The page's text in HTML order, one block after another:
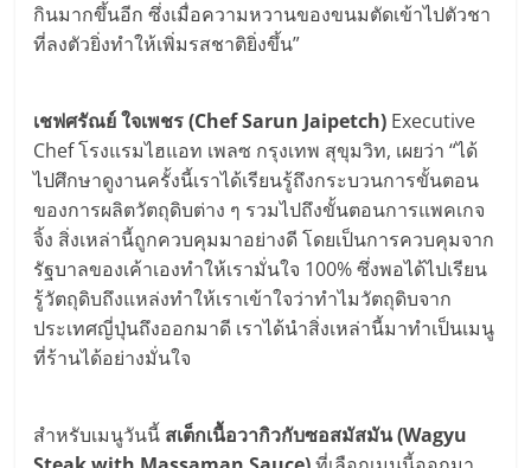
กินมากขึ้นอีก ซึ่งเมื่อความหวานของขนมตัดเข้าไปตัวชา
ที่ลงตัวยิ่งทำให้เพิ่มรสชาติยิ่งขึ้น”
เชฟศรัณย์ ใจเพชร (Chef Sarun Jaipetch) Executive
Chef โรงแรมไฮแอท เพลซ กรุงเทพ สุขุมวิท, เผยว่า “ได้
ไปศึกษาดูงานครั้งนี้เราได้เรียนรู้ถึงกระบวนการขั้นตอน
ของการผลิตวัตถุดิบต่าง ๆ รวมไปถึงขั้นตอนการแพคเกจ
จิ้ง สิ่งเหล่านี้ถูกควบคุมมาอย่างดี โดยเป็นการควบคุมจาก
รัฐบาลของเค้าเองทำให้เรามั่นใจ 100% ซึ่งพอได้ไปเรียน
รู้วัตถุดิบถึงแหล่งทำให้เราเข้าใจว่าทำไมวัตถุดิบจาก
ประเทศญี่ปุ่นถึงออกมาดี เราได้นำสิ่งเหล่านี้มาทำเป็นเมนู
ที่ร้านได้อย่างมั่นใจ
สำหรับเมนูวันนี้ สเต็กเนื้อวากิวกับซอสมัสมัน (Wagyu